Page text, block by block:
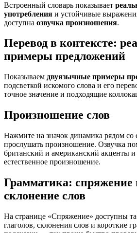
Встроенный словарь показывает
употребления и устойчивые
доступна озвучка произношения.
Перевод в контексте:
примеры предложений
Показываем двуязычные примеры
подсветкой искомого слова и его
точное значение и подходящие
Произношение слов
Нажмите на значок динамика рядом со
прослушать произношение. Озвучка
британский и американский акценты и
естественное произношение.
Грамматика: спряжение
склонение слов
На странице «Спряжение» доступны
глаголов, склонения слов и короткие